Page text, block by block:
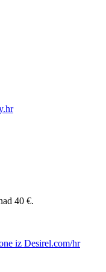
40 €.
iz Desirel.com/hr